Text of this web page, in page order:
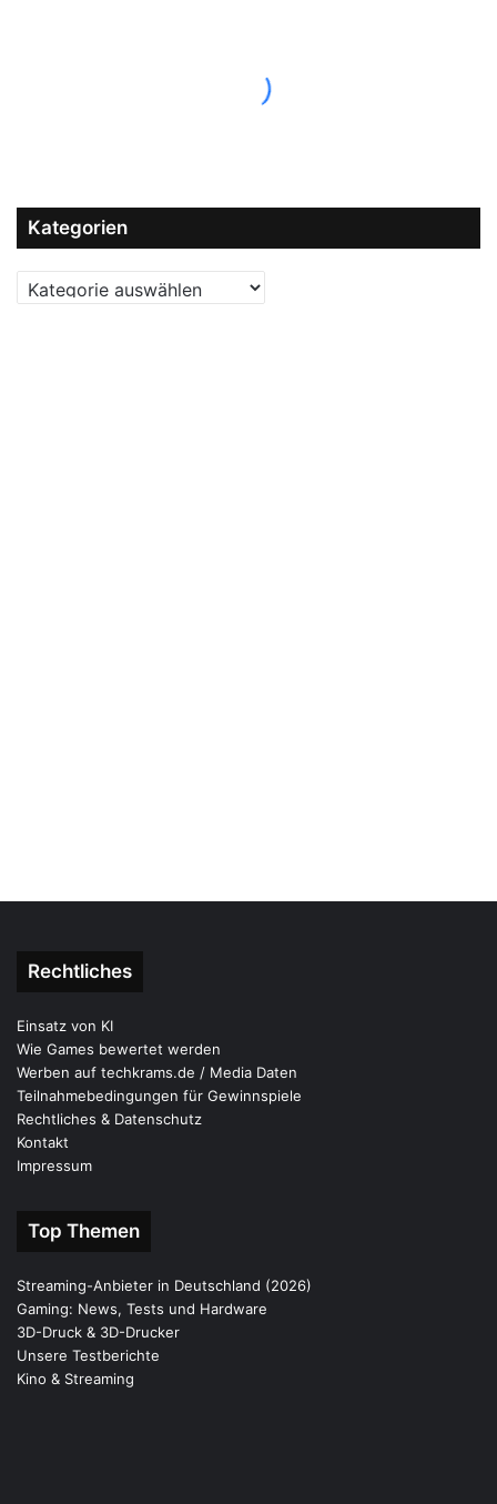
Kategorien
Kategorien
Rechtliches
Einsatz von KI
Wie Games bewertet werden
Werben auf techkrams.de / Media Daten
Teilnahmebedingungen für Gewinnspiele
Rechtliches & Datenschutz
Kontakt
Impressum
Top Themen
Streaming-Anbieter in Deutschland (2026)
Gaming: News, Tests und Hardware
3D-Druck & 3D-Drucker
Unsere Testberichte
Kino & Streaming